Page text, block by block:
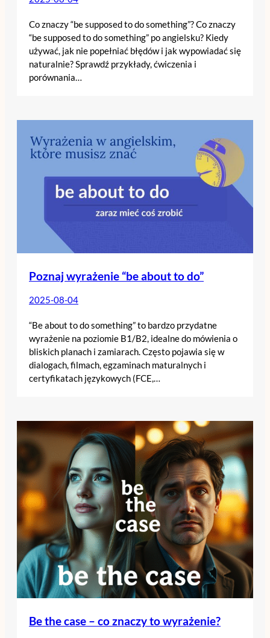
Co znaczy “be supposed to do something”? Co znaczy
“be supposed to do something” po angielsku? Kiedy
używać, jak nie popełniać błędów i jak wypowiadać się
naturalnie? Sprawdź przykłady, ćwiczenia i
porównania…
Poznaj wyrażenie “be about to do”
2025-08-04
“Be about to do something” to bardzo przydatne
wyrażenie na poziomie B1/B2, idealne do mówienia o
bliskich planach i zamiarach. Często pojawia się w
dialogach, filmach, egzaminach maturalnych i
certyfikatach językowych (FCE,…
Be the case – co znaczy to wyrażenie?